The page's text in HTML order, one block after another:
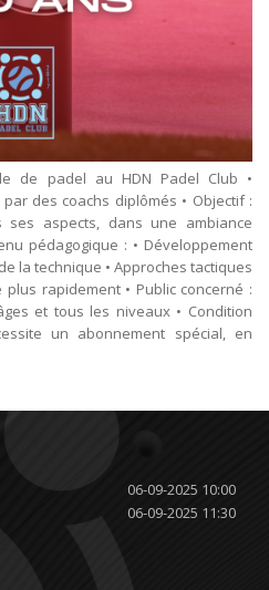
de padel au HDN Padel Club •
des coachs diplômés • Objectif :
aspects, dans une ambiance
pédagogique : • Développement
la technique • Approches tactiques
rapidement • Public concerné :
et tous les niveaux • Condition
un abonnement spécial, en
06-09-2025 10:00
06-09-2025 11:30